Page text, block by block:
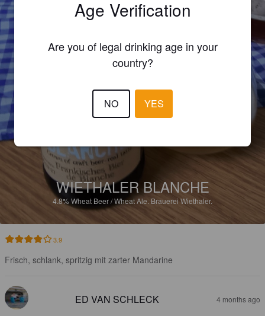
WIETHALER BLANCHE
4.8%Wheat Beer / Wheat Ale. Brauerei Wiethaler.
3.9
Frisch, schlank, spritzig mit zarter Mandarine
ED VAN SCHLECK 4 months ago
Age Verification
Are you of legal drinking age in your
country?
NO YES